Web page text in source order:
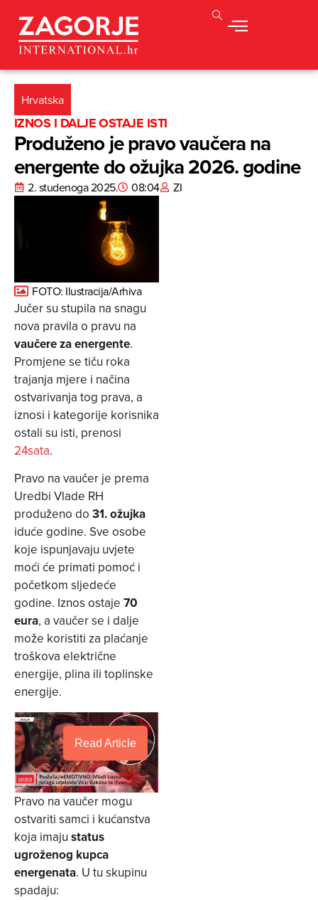
Hrvatska
IZNOS I DALJE OSTAJE ISTI
Produženo je pravo vaučera na
energente do ožujka 2026. godine
2. studenoga 2025. 08:04 ZI
FOTO: Ilustracija/Arhiva
Jučer su stupila na snagu
nova pravila o pravu na
vaučere za energente.
Promjene se tiču roka
trajanja mjere i načina
ostvarivanja tog prava, a
iznosi i kategorije korisnika
ostali su isti, prenosi
24sata.
Pravo na vaučer je prema
Uredbi Vlade RH
produženo do 31. ožujka
iduće godine. Sve osobe
koje ispunjavaju uvjete
moći će primati pomoć i
početkom sljedeće
godine. Iznos ostaje 70
eura, a vaučer se i dalje
može koristiti za plaćanje
troškova električne
energije, plina ili toplinske
energije.
Read Article
Pravo na vaučer mogu
ostvariti samci i kućanstva
koja imaju status
ugroženog kupca
energenata. U tu skupinu
spadaju: